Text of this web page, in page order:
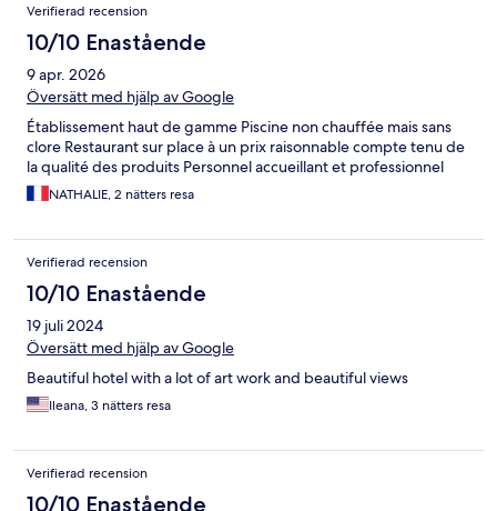
Verifierad recension
10/10 Enastående
9 apr. 2026
Översätt med hjälp av Google
Établissement haut de gamme Piscine non chauffée mais sans
clore Restaurant sur place à un prix raisonnable compte tenu de
la qualité des produits Personnel accueillant et professionnel
NATHALIE, 2 nätters resa
Verifierad recension
10/10 Enastående
19 juli 2024
Översätt med hjälp av Google
Beautiful hotel with a lot of art work and beautiful views
Ileana, 3 nätters resa
Verifierad recension
10/10 Enastående